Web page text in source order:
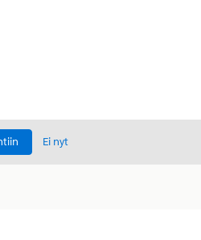
Ei nyt